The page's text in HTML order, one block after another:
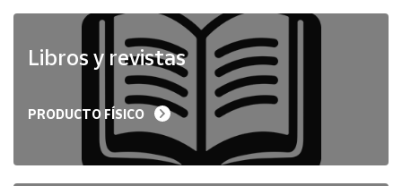
Melilla
Libros y revistas
PRODUCTO FÍSICO